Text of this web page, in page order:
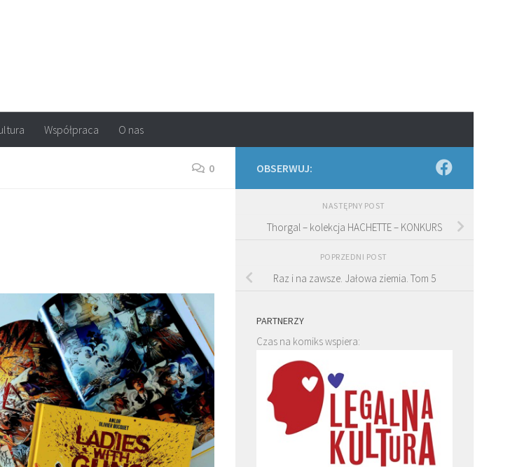
Współpraca O nas
0 OBSERWUJ:
NASTĘPNY POST
Thorgal – kolekcja HACHETTE – KONKURS
POPRZEDNI POST
Raz i na zawsze. Jałowa ziemia. Tom 5
PARTNERZY
Czas na komiks wspiera: